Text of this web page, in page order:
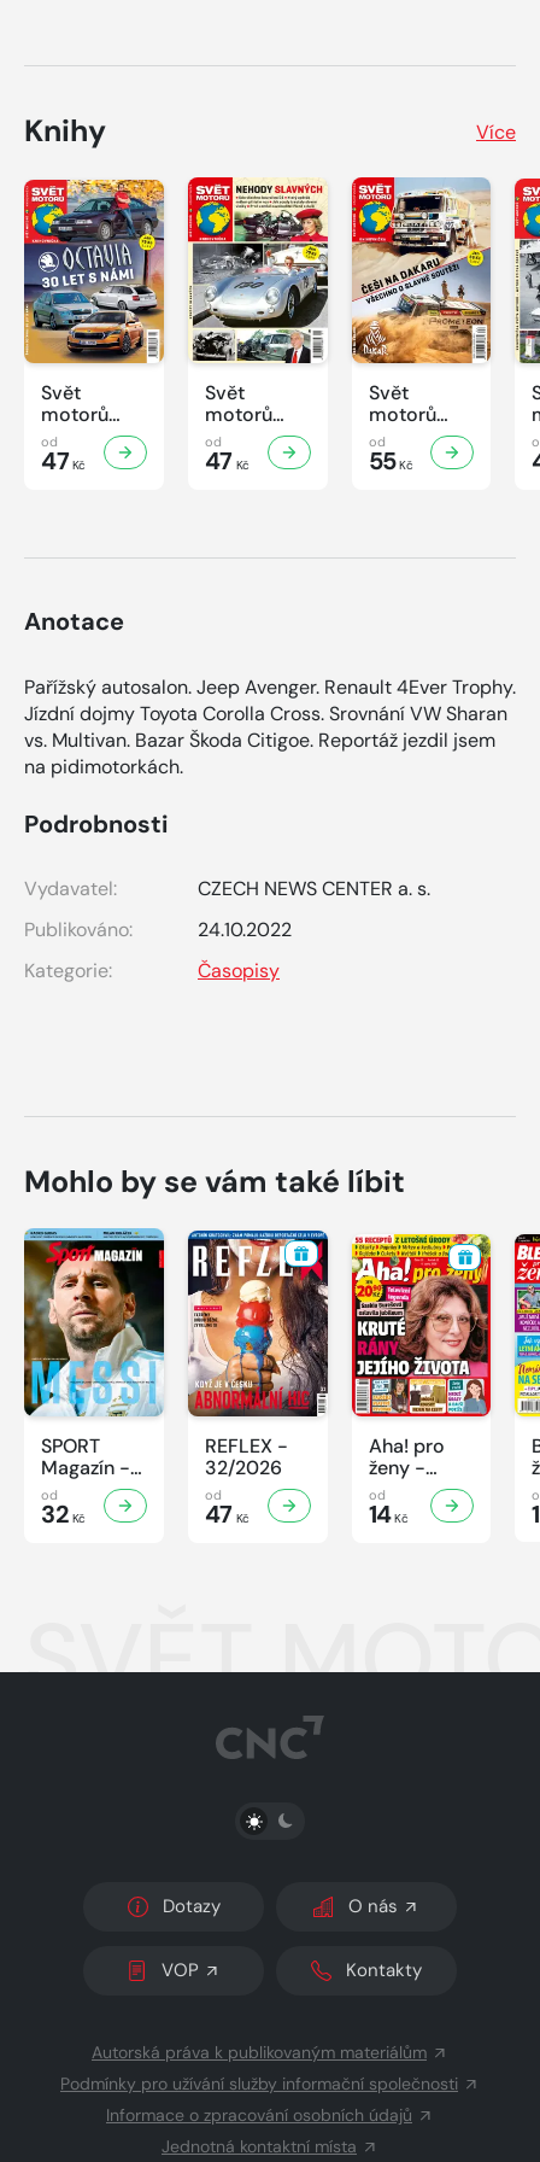
Knihy Více
Svět
motorů
Knihovnička
2/2026
od
47 Kč
Svět
motorů
Knihovnička
1/2026
od
47 Kč
Svět
motorů
Knihovnička
4/2025
od
55Kč
Anotace
Pařížský autosalon. Jeep Avenger. Renault 4Ever Trophy.
Jízdní dojmy Toyota Corolla Cross. Srovnání VW Sharan
vs. Multivan. Bazar Škoda Citigoe. Reportáž jezdil jsem
na pidimotorkách.
Podrobnosti
Vydavatel:
CZECH NEWS CENTER a. s.
Publikováno:
24.10.2022
Kategorie:
Časopisy
Mohlo by se vám také líbit
SPORT
Magazín -
32/2026
od
32 Kč
REFLEX -
32/2026
od
47 Kč
Aha! pro
ženy -
32/2026
od
14Kč
SVĚT
PŘEPNOUT SVĚTLÝ/TMAVÝ REŽIM
Dotazy O nás
VOP Kontakty
Autorská práva k publikovaným materiálům
Podmínky pro užívání služby informační společnosti
Informace o zpracování osobních údajů
Jednotná kontaktní místa